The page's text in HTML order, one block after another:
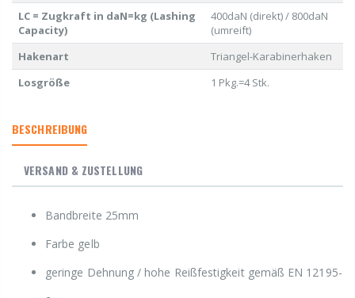
LC = Zugkraft in daN=kg (Lashing
Capacity)
400daN (direkt) / 800daN
(umreift)
Hakenart
Triangel-Karabinerhaken
Losgröße
1 Pkg.=4 Stk.
BESCHREIBUNG
VERSAND & ZUSTELLUNG
Bandbreite 25mm
Farbe gelb
geringe Dehnung / hohe Reißfestigkeit gemäß EN 12195-